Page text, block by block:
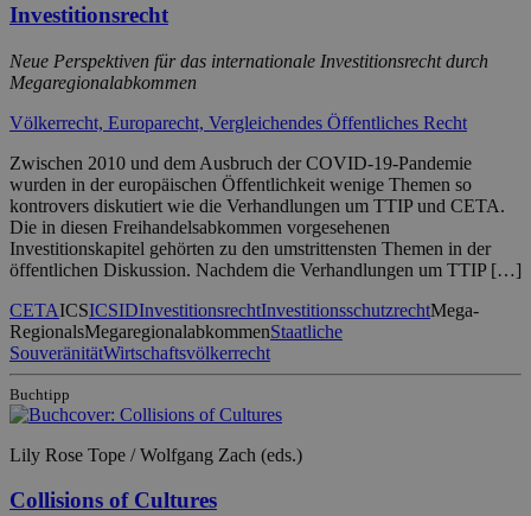
Investitionsrecht
Neue Perspektiven für das internationale Investitionsrecht durch
Megaregionalabkommen
Völkerrecht, Europarecht, Vergleichendes Öffentliches Recht
Zwischen 2010 und dem Ausbruch der COVID-19-Pandemie
wurden in der europäischen Öffentlichkeit wenige Themen so
kontrovers diskutiert wie die Verhandlungen um TTIP und CETA.
Die in diesen Freihandelsabkommen vorgesehenen
Investitionskapitel gehörten zu den umstrittensten Themen in der
öffentlichen Diskussion. Nachdem die Verhandlungen um TTIP […]
CETAICSICSIDInvestitionsrechtInvestitionsschutzrechtMega-
RegionalsMegaregionalabkommenStaatliche
SouveränitätWirtschaftsvölkerrecht
Buchtipp
Lily Rose Tope / Wolfgang Zach (eds.)
Collisions of Cultures